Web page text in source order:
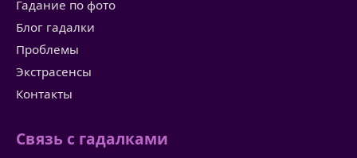
Гадание по фото
Блог гадалки
Проблемы
Экстрасенсы
Контакты
Связь с гадалками